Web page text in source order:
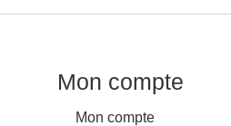
Mon compte
Mon compte